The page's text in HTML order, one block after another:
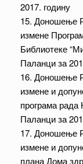
2017. годину
15. Доношење
измене
Библиотеке
Паланци за
16. Доношење
измене и
програма рада
Паланци за
17. Доношење
измене и
плана Дома